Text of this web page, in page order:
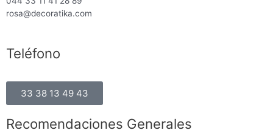
rosa@decoratika.com
Teléfono
33 38 13 49 43
Recomendaciones Generales